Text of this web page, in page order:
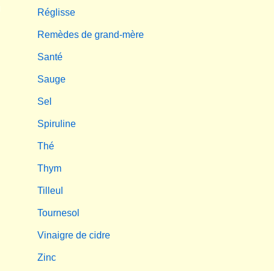
Réglisse
Remèdes de grand-mère
Santé
Sauge
Sel
Spiruline
Thé
Thym
Tilleul
Tournesol
Vinaigre de cidre
Zinc